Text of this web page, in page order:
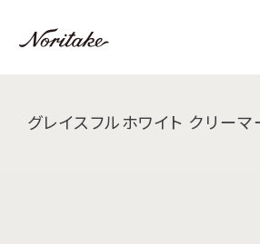
グレイスフルホワイト クリーマ